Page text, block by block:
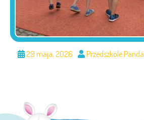
29 maja, 2026 Przedszkole Panda